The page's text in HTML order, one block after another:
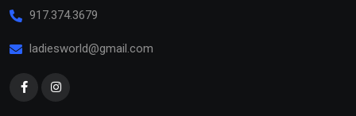
917.374.3679
ladiesworld@gmail.com